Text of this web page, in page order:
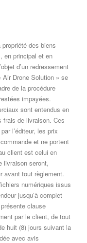
des biens
en principal et en
d’un redressement
Air Drone Solution » se
de la procédure
impayées.
sont entendus en
frais de livraison. Ces
l’éditeur, les prix
et ne portent
client est celui en
livraison seront,
avant tout règlement.
numériques issus
jusqu’à complet
clause
par le client, de tout
huit (8) jours suivant la
avec avis